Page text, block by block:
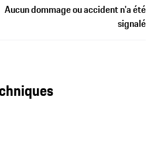
Aucun dommage ou accident n'a été
signalé